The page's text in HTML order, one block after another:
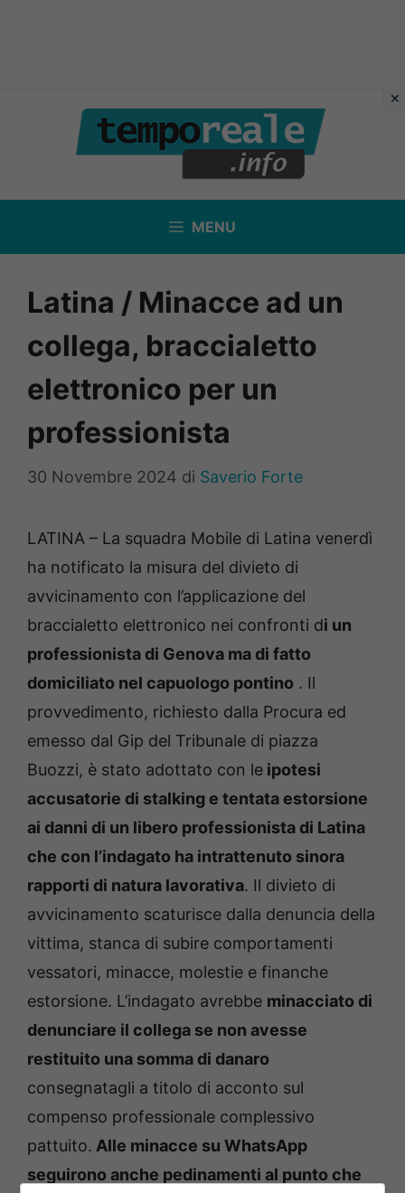
contenuto
MENU
Latina / Minacce ad un
collega, braccialetto
elettronico per un
professionista
30 Novembre 2024 di Saverio Forte
LATINA – La squadra Mobile di Latina venerdì
ha notificato la misura del divieto di
avvicinamento con l’applicazione del
braccialetto elettronico nei confronti di un
professionista di Genova ma di fatto
domiciliato nel capuologo pontino . Il
provvedimento, richiesto dalla Procura ed
emesso dal Gip del Tribunale di piazza
Buozzi, è stato adottato con le ipotesi
accusatorie di stalking e tentata estorsione
ai danni di un libero professionista di Latina
che con l’indagato ha intrattenuto sinora
rapporti di natura lavorativa. Il divieto di
avvicinamento scaturisce dalla denuncia della
vittima, stanca di subire comportamenti
vessatori, minacce, molestie e finanche
estorsione. L’indagato avrebbe minacciato di
denunciare il collega se non avesse
restituito una somma di danaro
consegnatagli a titolo di acconto sul
compenso professionale complessivo
pattuito. Alle minacce su WhatsApp
seguirono anche pedinamenti al punto che